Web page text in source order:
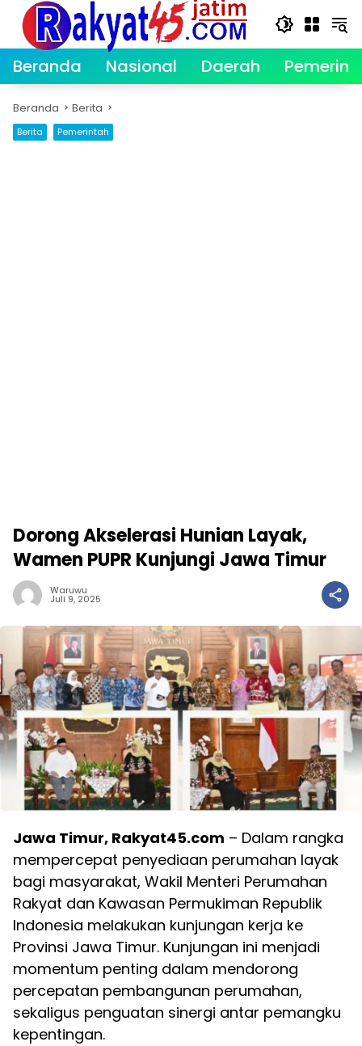
Langsung
konten
Beranda Nasional Daerah
Beranda Berita
Berita Pemerintah
Dorong Akselerasi Hunian Layak,
Wamen PUPR Kunjungi Jawa Timur
Waruwu
Juli 9, 2025
Jawa Timur, Rakyat45.com – Dalam rangka
mempercepat penyediaan perumahan layak
bagi masyarakat, Wakil Menteri Perumahan
Rakyat dan Kawasan Permukiman Republik
Indonesia melakukan kunjungan kerja ke
Provinsi Jawa Timur. Kunjungan ini menjadi
momentum penting dalam mendorong
percepatan pembangunan perumahan,
sekaligus penguatan sinergi antar pemangku
kepentingan.